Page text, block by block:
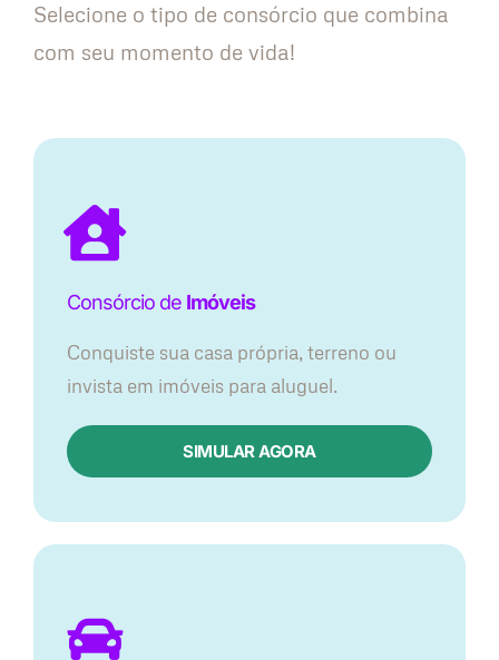
Selecione o tipo de consórcio que combina
com seu momento de vida!
Consórcio de Imóveis
Conquiste sua casa própria, terreno ou
invista em imóveis para aluguel.
SIMULAR AGORA​